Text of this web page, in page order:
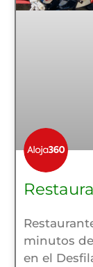
minutos
en el